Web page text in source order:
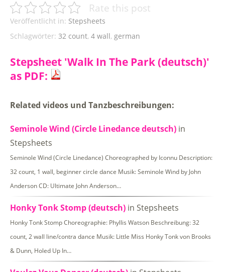
Rate this post
Veröffentlicht in: Stepsheets
Schlagwörter: 32 count, 4 wall, german
Stepsheet 'Walk In The Park (deutsch)'
as PDF:
Related videos und Tanzbeschreibungen:
Seminole Wind (Circle Linedance deutsch) in
Stepsheets
Seminole Wind (Circle Linedance) Choreographed by Iconnu Description:
32 count, 1 wall, beginner circle dance Musik: Seminole Wind by John
Anderson CD: Ultimate John Anderson…
Honky Tonk Stomp (deutsch) in Stepsheets
Honky Tonk Stomp Choreographie: Phyllis Watson Beschreibung: 32
count, 2 wall line/contra dance Musik: Little Miss Honky Tonk von Brooks
& Dunn, Holed Up In…